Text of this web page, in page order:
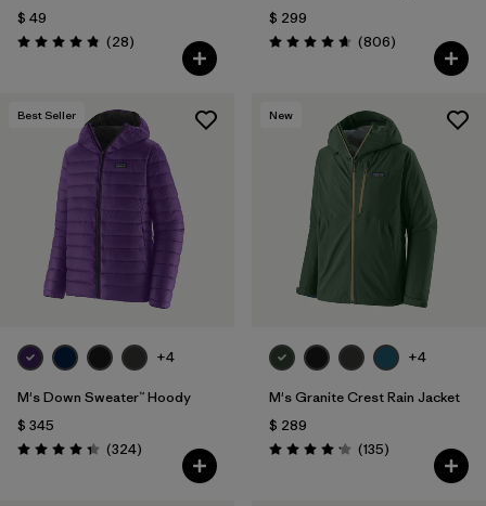
$ 49
Valoración: 4.8 / 5
(28Comentarios
)
$ 299
Valoración: 4.6 / 5
(806Comentarios
)
Best Seller
+4
M's Down Sweater™ Hoody
$ 345
Valoración: 4.4 / 5
(324Comentarios
)
New
+4
M's Granite Crest Rain Jacket
$ 289
Valoración: 4.2 / 5
(135Comentarios
)